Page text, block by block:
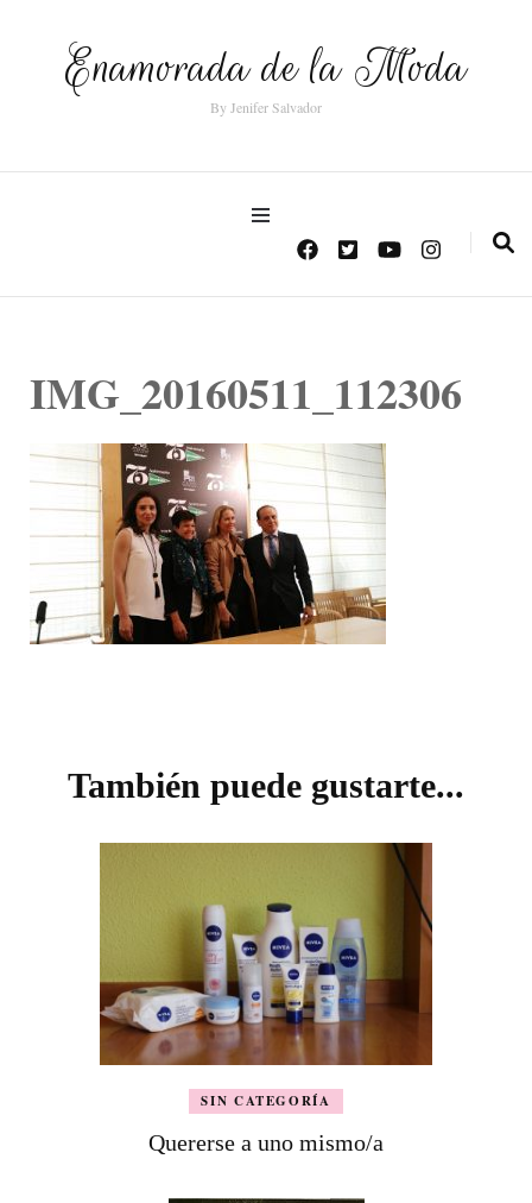
Enamorada de la Moda
By Jenifer Salvador
IMG_20160511_112306
entradas
También puede gustarte...
SIN CATEGORÍA
Quererse a uno mismo/a